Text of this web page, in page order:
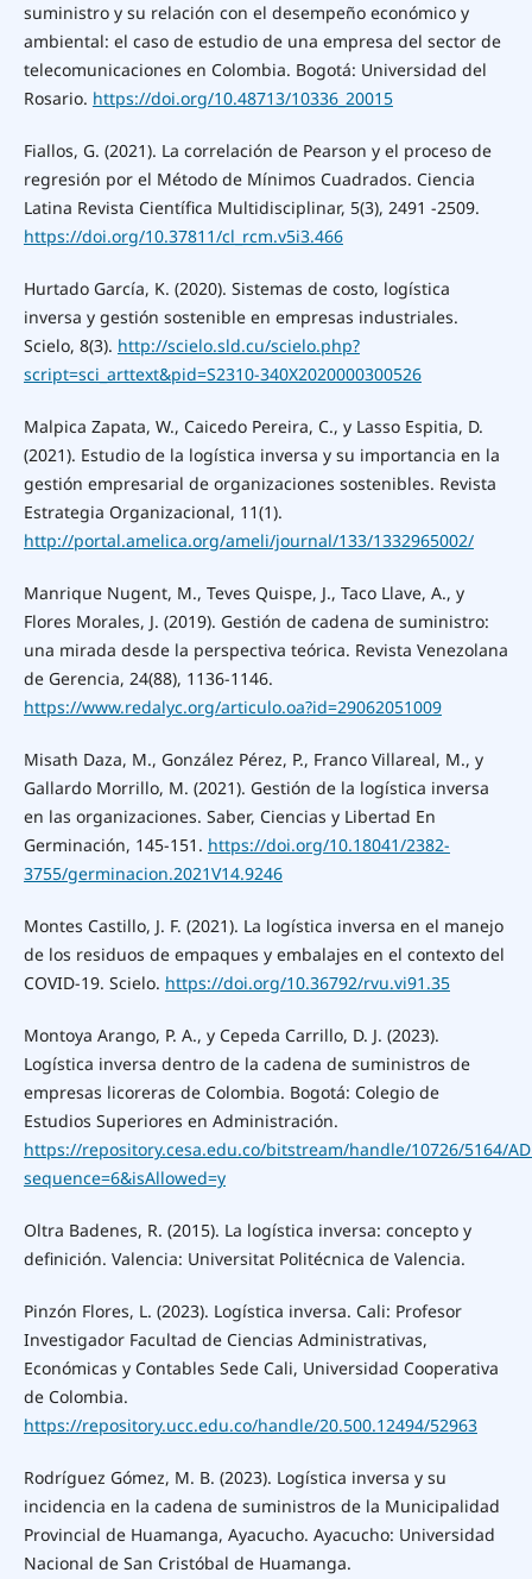
suministro y su relación con el desempeño económico y
ambiental: el caso de estudio de una empresa del sector de
telecomunicaciones en Colombia. Bogotá: Universidad del
Rosario. https://doi.org/10.48713/10336_20015
Fiallos, G. (2021). La correlación de Pearson y el proceso de
regresión por el Método de Mínimos Cuadrados. Ciencia
Latina Revista Científica Multidisciplinar, 5(3), 2491 -2509.
https://doi.org/10.37811/cl_rcm.v5i3.466
Hurtado García, K. (2020). Sistemas de costo, logística
inversa y gestión sostenible en empresas industriales.
Scielo, 8(3). http://scielo.sld.cu/scielo.php?
script=sci_arttext&pid=S2310-340X2020000300526
Malpica Zapata, W., Caicedo Pereira, C., y Lasso Espitia, D.
(2021). Estudio de la logística inversa y su importancia en la
gestión empresarial de organizaciones sostenibles. Revista
Estrategia Organizacional, 11(1).
http://portal.amelica.org/ameli/journal/133/1332965002/
Manrique Nugent, M., Teves Quispe, J., Taco Llave, A., y
Flores Morales, J. (2019). Gestión de cadena de suministro:
una mirada desde la perspectiva teórica. Revista Venezolana
de Gerencia, 24(88), 1136-1146.
https://www.redalyc.org/articulo.oa?id=29062051009
Misath Daza, M., González Pérez, P., Franco Villareal, M., y
Gallardo Morrillo, M. (2021). Gestión de la logística inversa
en las organizaciones. Saber, Ciencias y Libertad En
Germinación, 145-151. https://doi.org/10.18041/2382-
3755/germinacion.2021V14.9246
Montes Castillo, J. F. (2021). La logística inversa en el manejo
de los residuos de empaques y embalajes en el contexto del
COVID-19. Scielo. https://doi.org/10.36792/rvu.vi91.35
Montoya Arango, P. A., y Cepeda Carrillo, D. J. (2023).
Logística inversa dentro de la cadena de suministros de
empresas licoreras de Colombia. Bogotá: Colegio de
Estudios Superiores en Administración.
https://repository.cesa.edu.co/bitstream/handle/10726/5164/
sequence=6&isAllowed=y
Oltra Badenes, R. (2015). La logística inversa: concepto y
definición. Valencia: Universitat Politécnica de Valencia.
Pinzón Flores, L. (2023). Logística inversa. Cali: Profesor
Investigador Facultad de Ciencias Administrativas,
Económicas y Contables Sede Cali, Universidad Cooperativa
de Colombia.
https://repository.ucc.edu.co/handle/20.500.12494/52963
Rodríguez Gómez, M. B. (2023). Logística inversa y su
incidencia en la cadena de suministros de la Municipalidad
Provincial de Huamanga, Ayacucho. Ayacucho: Universidad
Nacional de San Cristóbal de Huamanga.